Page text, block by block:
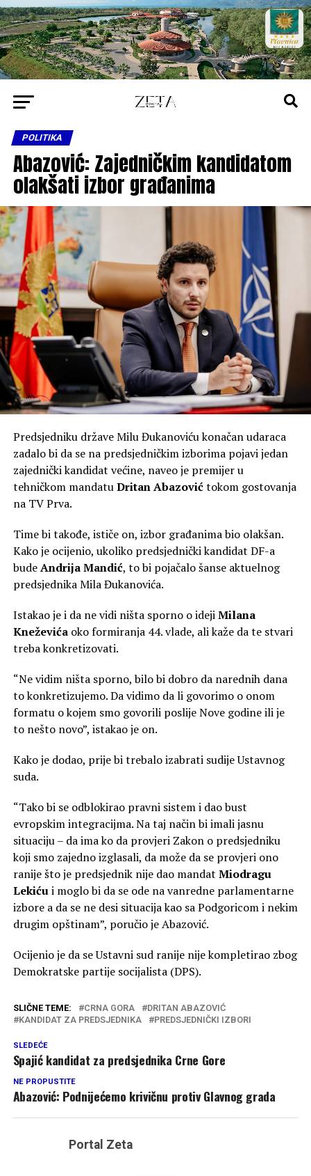
POLITIKA
Abazović: Zajedničkim kandidatom
olakšati izbor građanima
Predsjedniku države Milu Đukanoviću konačan udaraca
zadalo bi da se na predsjedničkim izborima pojavi jedan
zajednički kandidat većine, naveo je premijer u
tehničkom mandatuDritan Abazovićtokom gostovanja
na TV Prva.
Time bi takođe, ističe on, izbor građanima bio olakšan.
Kako je ocijenio, ukoliko predsjednički kandidat DF-a
budeAndrija Mandić, to bi pojačalo šanse aktuelnog
predsjednika Mila Đukanovića.
Istakao je i da ne vidi ništa sporno o idejiMilana
Kneževića oko formiranja 44. vlade, ali kaže da te stvari
treba konkretizovati.
“Ne vidim ništa sporno, bilo bi dobro da narednih dana
to konkretizujemo. Da vidimo da li govorimo o onom
formatu o kojem smo govorili poslije Nove godine ili je
to nešto novo”, istakao je on.
Kako je dodao, prije bi trebalo izabrati sudije Ustavnog
suda.
“Tako bi se odblokirao pravni sistem i dao bust
evropskim integracijma. Na taj način bi imali jasnu
situaciju – da ima ko da provjeri Zakon o predsjedniku
koji smo zajedno izglasali, da može da se provjeri ono
ranije što je predsjednik nije dao mandat Miodragu
Lekićui moglo bi da se ode na vanredne parlamentarne
izbore a da se ne desi situacija kao sa Podgoricom i nekim
drugim opštinam”, poručio je Abazović.
Ocijenio je da se Ustavni sud ranije nije kompletirao zbog
Demokratske partije socijalista (DPS).
SLIČNE TEME: CRNA GORA
DRITAN ABAZOVIĆ
KANDIDAT ZA PREDSJEDNIKA
PREDSJEDNIČKI IZBORI
SLEDEĆE
Spajić kandidat za predsjednika Crne Gore
NE PROPUSTITE
Abazović: Podnijećemo krivičnu protiv Glavnog grada
Portal Zeta